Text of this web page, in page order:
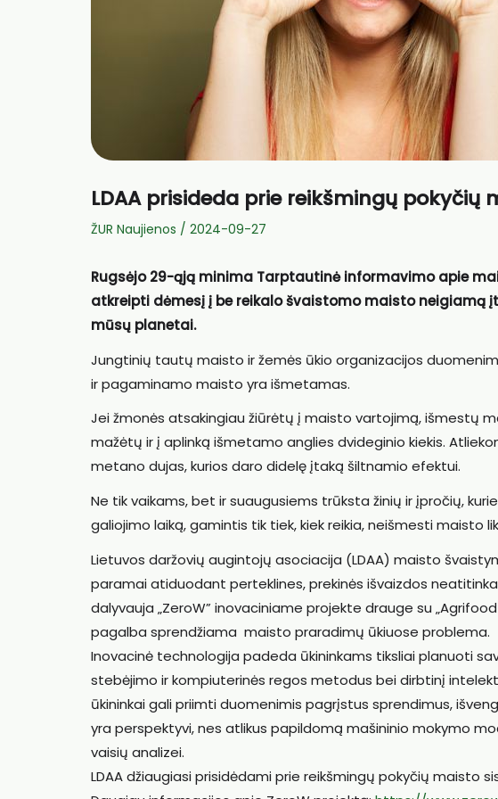
LDAA prisideda prie reikšmingų pokyčių
ŽUR Naujienos / 2024-09-27
Rugsėjo 29-ąją minima Tarptautinė informavimo apie
atkreipti dėmesį į be reikalo švaistomo maisto neigiamą
mūsų planetai.
Jungtinių tautų maisto ir žemės ūkio organizacijos
ir pagaminamo maisto yra išmetamas.
Jei žmonės atsakingiau žiūrėtų į maisto vartojimą, išmestų
mažėtų ir į aplinką išmetamo anglies dvideginio kiekis.
metano dujas, kurios daro didelę įtaką šiltnamio efektui.
Ne tik vaikams, bet ir suaugusiems trūksta žinių ir įpročių,
galiojimo laiką, gamintis tik tiek, kiek reikia, neišmesti maisto
Lietuvos daržovių augintojų asociacija (LDAA) maisto
paramai atiduodant perteklines, prekinės išvaizdos
dalyvauja „ZeroW” inovaciniame projekte drauge su „Agrifood
pagalba sprendžiama maisto praradimų ūkiuose problema.
Inovacinė technologija padeda ūkininkams tiksliai planuoti
stebėjimo ir kompiuterinės regos metodus bei dirbtinį
ūkininkai gali priimti duomenimis pagrįstus sprendimus,
yra perspektyvi, nes atlikus papildomą mašininio mokymo
vaisių analizei.
LDAA džiaugiasi prisidėdami prie reikšmingų pokyčių maisto